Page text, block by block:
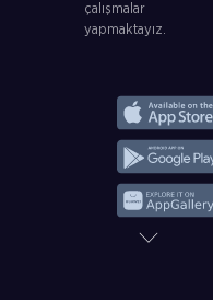
çalışmalar
yapmaktayız.